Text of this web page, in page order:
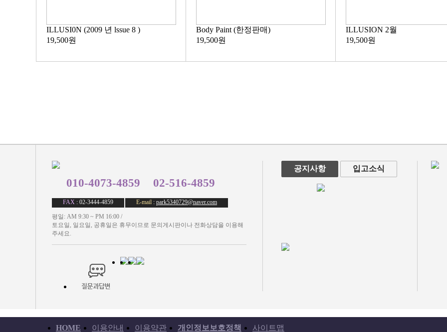
ILLUSI0N (2009 년 lssue 8 )
19,500원
Body Paint (한정판매)
19,500원
ILLUSION 2월
19,500원
010-4073-4859 02-516-4859
FAX : 02-3444-4859 E-mail : park5340729@naver.com
평일: AM 9:30 ~ PM 16:00 /
토요일, 일요일, 공휴일은 휴무이므로 문의게시판이나 전화상담을 이용해
주세요.
공지사항 입고소식
HOME 이용안내 이용약관 개인정보보호정책 사이트맵